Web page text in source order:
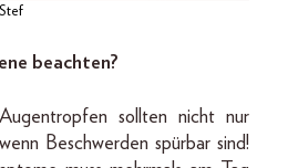
beachten?
sollten nicht nur
Beschwerden spürbar sind!